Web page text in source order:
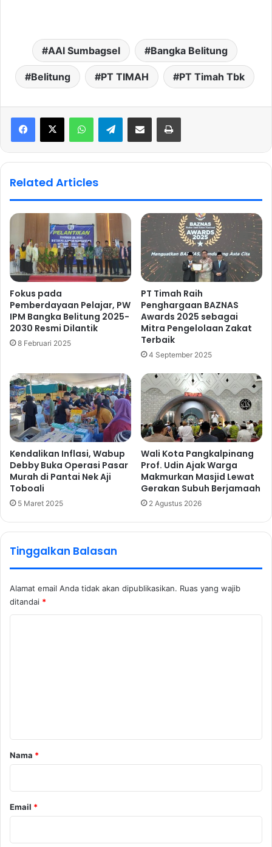
AAI Sumbagsel Bangka Belitung
Belitung PT TIMAH PT Timah Tbk
WhatsAppTelegramShare via Email Print
Related Articles
Fokus pada
Pemberdayaan Pelajar, PW
IPM Bangka Belitung 2025-
2030 Resmi Dilantik
8 Februari 2025
PT Timah Raih
Penghargaan BAZNAS
Awards 2025 sebagai
Mitra Pengelolaan Zakat
Terbaik
4 September 2025
Kendalikan Inflasi, Wabup
Debby Buka Operasi Pasar
Murah di Pantai Nek Aji
Toboali
5 Maret 2025
Wali Kota Pangkalpinang
Prof. Udin Ajak Warga
Makmurkan Masjid Lewat
Gerakan Subuh Berjamaah
2 Agustus 2026
Tinggalkan Balasan
Alamat email Anda tidak akan dipublikasikan. Ruas yang wajib
ditandai *
rNama *
Email *